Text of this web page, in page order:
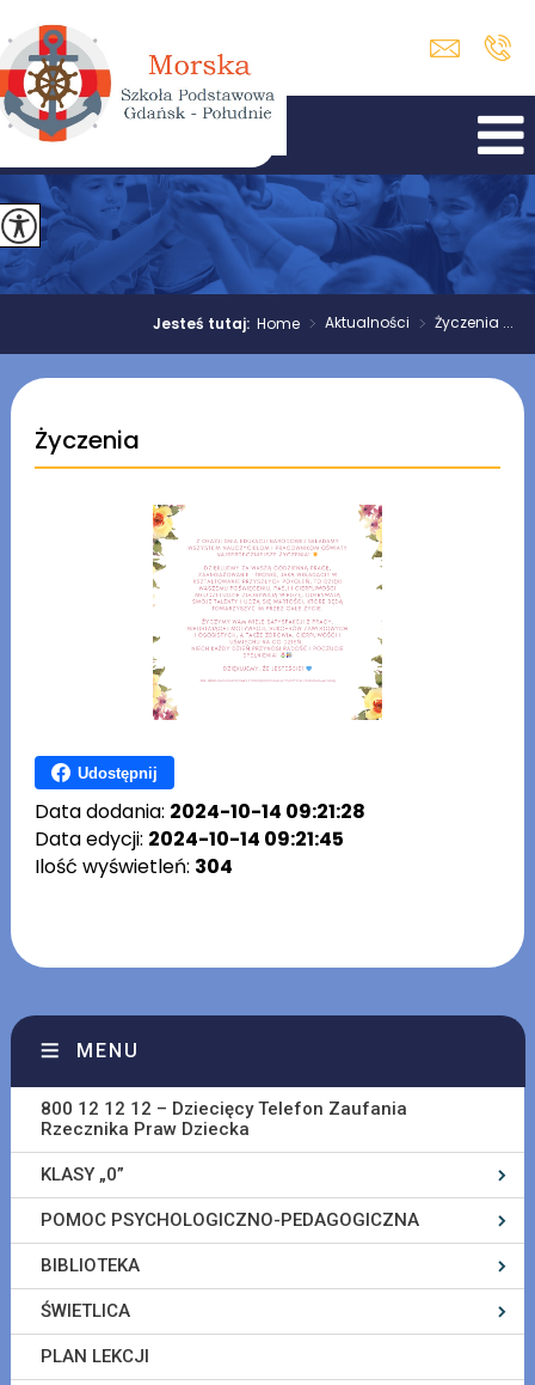
Jesteś tutaj:Home > Aktualności > Życzenia ...
Życzenia
Udostępnij
Data dodania: 2024-10-14 09:21:28
Data edycji: 2024-10-14 09:21:45
Ilość wyświetleń: 304
MENU
800 12 12 12 – Dziecięcy Telefon Zaufania
Rzecznika Praw Dziecka
KLASY „0”
POMOC PSYCHOLOGICZNO-PEDAGOGICZNA
BIBLIOTEKA
ŚWIETLICA
PLAN LEKCJI